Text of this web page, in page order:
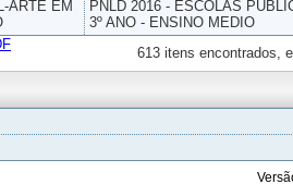
ARTE EM
PNLD 2016 - ESCOLAS
3º ANO - ENSINO MEDIO
613 itens encontrados,